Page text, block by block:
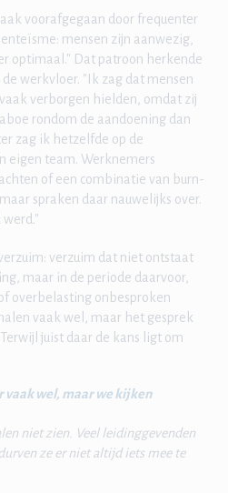
voorafgegaan door frequenter
mensen zijn aanwezig,
optimaal." Dat patroon herkende
werkvloer. "Ik zag dat mensen
verborgen hielden, omdat zij
rondom de aandoening dan
zag ik hetzelfde op de
eigen team. Werknemers
of een combinatie van burn-
spraken daar nauwelijks over.
verzuim dat niet ontstaat
maar in de periode daarvoor,
overbelasting onbesproken
vaak wel, maar het gesprek
juist daar de kans ligt om
vaak wel, maar we kijken
niet zien. Veel leidinggevenden
ze er niet altijd iets mee te